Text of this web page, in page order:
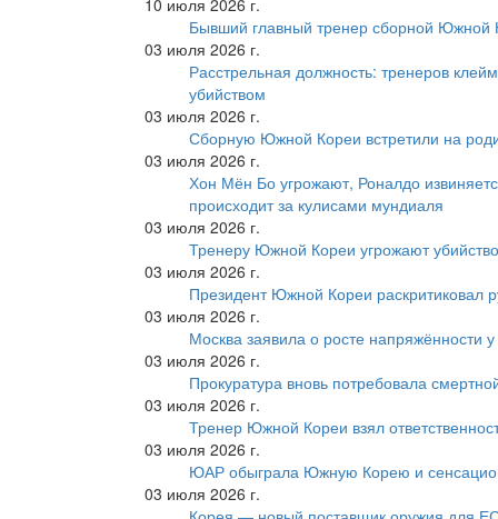
10 июля 2026 г.
Бывший главный тренер сборной Южной
03 июля 2026 г.
Расстрельная должность: тренеров
убийством
03 июля 2026 г.
Сборную Южной Кореи встретили на
03 июля 2026 г.
Хон Мён Бо угрожают, Роналдо
происходит за кулисами мундиаля
03 июля 2026 г.
Тренеру Южной Кореи угрожают
03 июля 2026 г.
Президент Южной Кореи раскритиковал
03 июля 2026 г.
Москва заявила о росте
03 июля 2026 г.
Прокуратура вновь потребовала
03 июля 2026 г.
Тренер Южной Кореи взял
03 июля 2026 г.
ЮАР обыграла Южную Корею и
03 июля 2026 г.